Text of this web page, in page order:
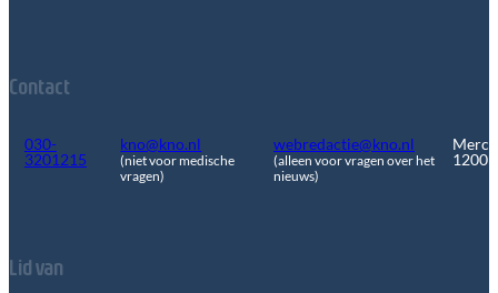
Contact
030-
3201215
kno@kno.nl
(niet voor medische
vragen)
webredactie@kno.nl
(alleen voor vragen over het
nieuws)
1200
Lid van